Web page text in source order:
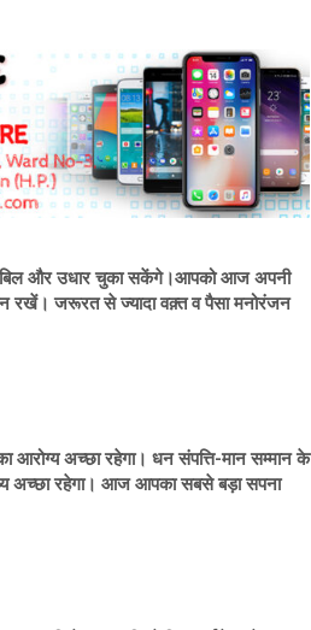
बिल और उधार चुका सकेंगे।आपको आज अपनी
रखें। जरूरत से ज्यादा वक़्त व पैसा मनोरंजन
आरोग्य अच्छा रहेगा। धन संपत्ति-मान सम्मान के
अच्छा रहेगा। आज आपका सबसे बड़ा सपना